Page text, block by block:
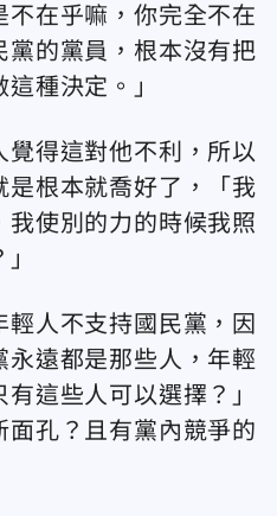
在乎嘛，你完全不在
黨的黨員，根本沒有把
種決定。」
得這對他不利，所以
是根本就喬好了，「我
使別的力的時候我照
人不支持國民黨，因
遠都是那些人，年輕
這些人可以選擇？」
孔？且有黨內競爭的